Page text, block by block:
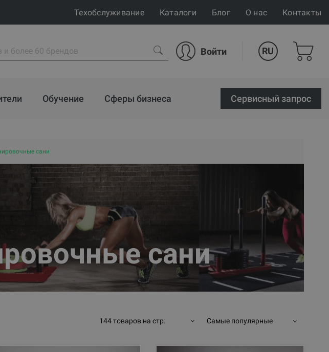
Техобслуживание Каталоги Блог О нас Контакты
Войти RU
Обучение Сферы бизнеса Cервисный запрос
сани
сани
144 товаров на стр. Самые популярные